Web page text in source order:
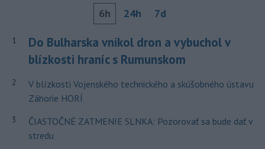
6h 24h 7d
1
Do Bulharska vnikol dron a vybuchol v
blízkosti hraníc s Rumunskom
2
V blízkosti Vojenského technického a skúšobného ústavu
Záhorie HORÍ
3
ČIASTOČNÉ ZATMENIE SLNKA: Pozorovať sa bude dať v
stredu